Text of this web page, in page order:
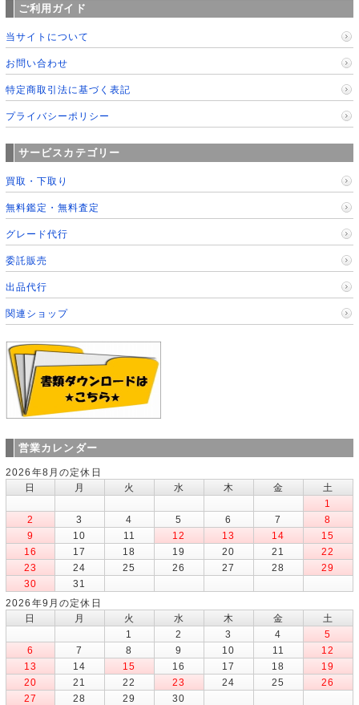
ご利用ガイド
当サイトについて
お問い合わせ
特定商取引法に基づく表記
プライバシーポリシー
サービスカテゴリー
買取・下取り
無料鑑定・無料査定
グレード代行
委託販売
出品代行
関連ショップ
営業カレンダー
2026年8月の定休日
日
月 火 水 木 金
土
1
2
3 4 5 6 7
8
9
10 11 12 13 14
15
16
17 18 19 20 21
22
23
24 25 26 27 28
29
30
31
2026年9月の定休日
日
月 火 水 木 金
土
1
2 3 4
5
6
7 8 9 10 11
12
13
14 15 16 17 18
19
20
21 22 23 24 25
26
27
28 29
30